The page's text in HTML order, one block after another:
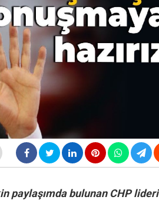
neler yer alacak? Bazı
Özgür Özel ve Veli
tutuklandı...
Ağbaba'dan sert çıkış!
paylaşımda bulunan CHP lideri